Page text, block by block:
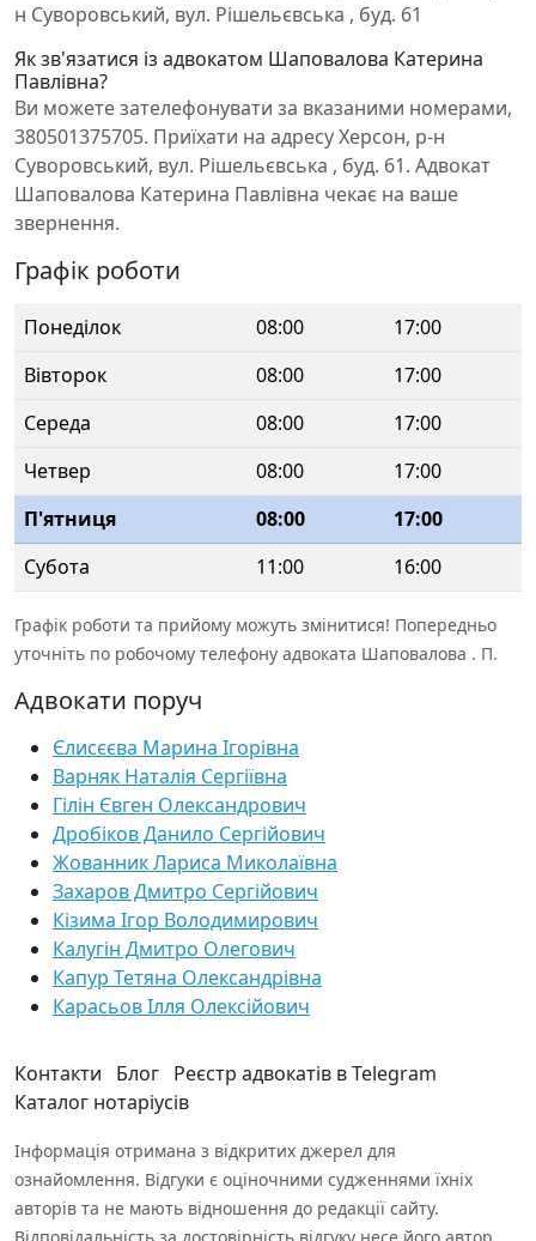
н Суворовський, вул. Рішельєвська , буд. 61
Як зв'язатися із адвокатом Шаповалова Катерина
Павлівна?
Ви можете зателефонувати за вказаними номерами,
380501375705. Приїхати на адресу Херсон, р-н
Суворовський, вул. Рішельєвська , буд. 61. Адвокат
Шаповалова Катерина Павлівна чекає на ваше
звернення.
Графік роботи
Понеділок 08:00
17:00
Вівторок
08:00
17:00
Середа
08:00
17:00
Четвер
08:00
17:00
П'ятниця
08:00
17:00
Субота
11:00 16:00
Графік роботи та прийому можуть змінитися! Попередньо
уточніть по робочому телефону адвоката Шаповалова . П.
Адвокати поруч
Єлисєєва Марина Ігорівна
Варняк Наталія Сергіївна
Гілін Євген Олександрович
Дробіков Данило Сергійович
Жованник Лариса Миколаївна
Захаров Дмитро Сергійович
Кізима Ігор Володимирович
Калугін Дмитро Олегович
Капур Тетяна Олександрівна
Карасьов Ілля Олексійович
Контакти Блог Реєстр адвокатів в Telegram
Каталог нотаріусів
Інформація отримана з відкритих джерел для
ознайомлення. Відгуки є оціночними судженнями їхніх
авторів та не мають відношення до редакції сайту.